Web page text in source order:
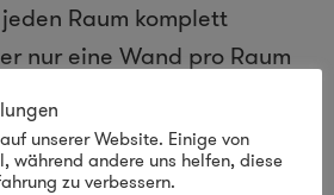
Raum komplett
nur eine Wand pro Raum
setzen.
dekorieren
unserer Website. Einige von
während andere uns helfen, diese
zu verbessern.